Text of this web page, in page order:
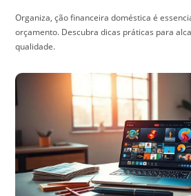
Organiza, ção financeira doméstica é
orçamento. Descubra dicas práticas para
qualidade.